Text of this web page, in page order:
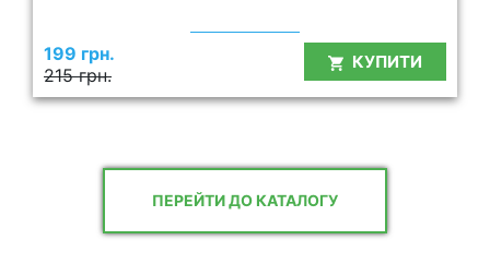
215 грн.
199 грн. КУПИТИ
ПЕРЕЙТИ ДО КАТАЛОГУ